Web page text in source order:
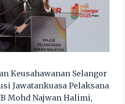
Keusahawanan Selangor
Jawatankuasa Pelaksana
Mohd Najwan Halimi,